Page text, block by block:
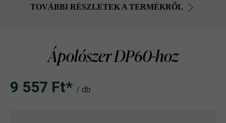
TOVÁBBI RÉSZLETEK A TERMÉKRŐL
Ápolószer DP60-hoz
9 557 Ft‎‎‎* / db